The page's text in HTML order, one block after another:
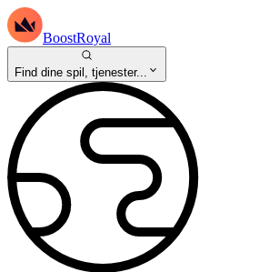
BoostRoyal
Find dine spil, tjenester...